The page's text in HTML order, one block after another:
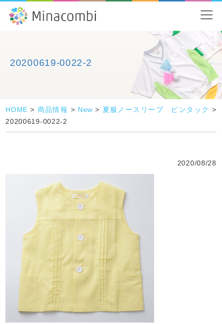
20200619-0022-2
HOME > 商品情報 > New > 夏服ノースリーブ ピンタック >
20200619-0022-2
2020/08/28